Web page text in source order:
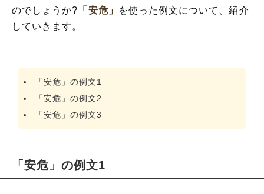
のでしょうか? 「安危」
を使った例文について、紹介
していきます。
「安危」の例文1
「安危」の例文2
「安危」の例文3
「安危」の例文1